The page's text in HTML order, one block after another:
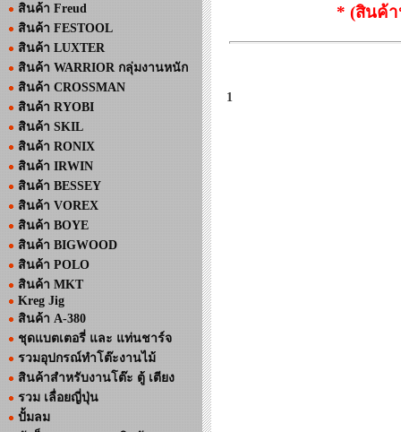
สินค้า Freud
สินค้า FESTOOL
สินค้า LUXTER
สินค้า WARRIOR กลุ่มงานหนัก
สินค้า CROSSMAN
สินค้า RYOBI
สินค้า SKIL
สินค้า RONIX
สินค้า IRWIN
สินค้า BESSEY
สินค้า VOREX
สินค้า BOYE
สินค้า BIGWOOD
สินค้า POLO
สินค้า MKT
Kreg Jig
สินค้า A-380
ชุดแบตเตอรี่ และ แท่นชาร์จ
รวมอุปกรณ์ทำโต๊ะงานไม้
สินค้าสำหรับงานโต๊ะ ตู้ เตียง
รวม เลื่อยญี่ปุ่น
ปั้มลม
* (สินค้
1